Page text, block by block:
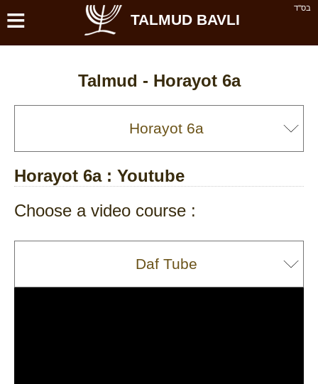
בס''ד ≡ TALMUD BAVLI
Talmud - Horayot 6a
Horayot 6a: Youtube
Choose a video course :